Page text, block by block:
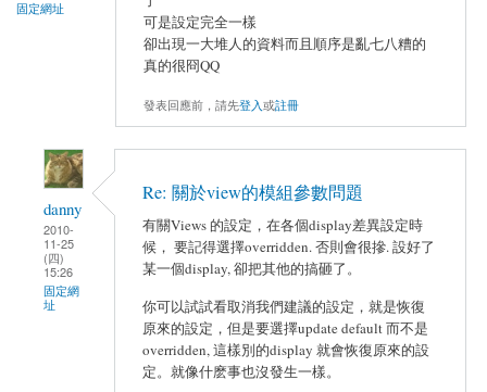
固定網址
可是設定完全一樣
卻出現一大堆人的資料而且順序是亂七八糟的
真的很冏QQ
發表回應前，請先登入或註冊
danny
2010-
11-25
(四)
15:26
固定網
址
Re: 關於view的模組參數問題
有關Views 的設定，在各個display差異設定時
候， 要記得選擇overridden. 否則會很摻. 設好了
某一個display, 卻把其他的搞砸了。
你可以試試看取消我們建議的設定，就是恢復
原來的設定，但是要選擇update default 而不是
overridden, 這樣別的display 就會恢復原來的設
定。就像什麽事也沒發生一樣。